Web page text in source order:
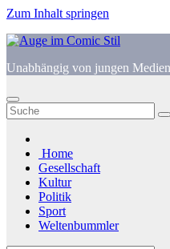
Zum Inhalt springen
Unabhängig von jungen
Home
Gesellschaft
Kultur
Politik
Sport
Weltenbummler